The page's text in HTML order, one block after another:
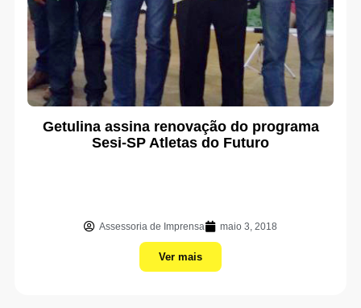
Getulina assina renovação do programa
Sesi-SP Atletas do Futuro
Assessoria de Imprensa maio 3, 2018
Ver mais